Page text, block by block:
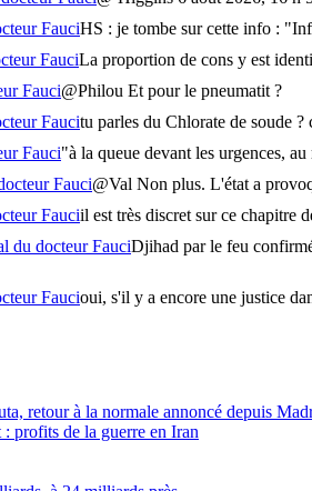
FauciHS : je tombe sur cette info :
FauciLa proportion de cons y est
Fauci@Philou Et pour le pneumatit ?
Faucitu parles du Chlorate de soude ?
Fauci"à la queue devant les urgences,
Fauci@Val Non plus. L'état a
Fauciil est très discret sur ce chapitre
du docteur FauciDjihad par le feu
Faucioui, s'il y a encore une justice
retour à la normale annoncé depuis
: profits de la guerre en Iran